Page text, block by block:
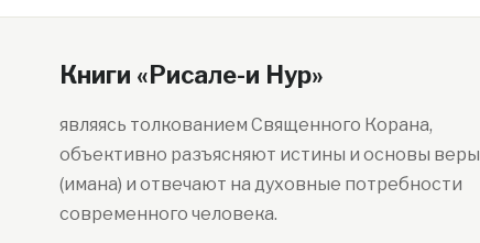
Книги «Рисале-и Нур»
являясь толкованием Священного Корана,
объективно разъясняют истины и основы веры
(имана) и отвечают на духовные потребности
современного человека.